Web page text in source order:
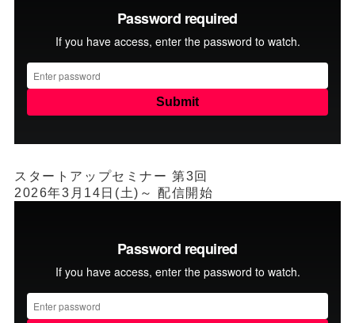
スタートアップセミナー 第3回
2026年3月14日(土)～ 配信開始